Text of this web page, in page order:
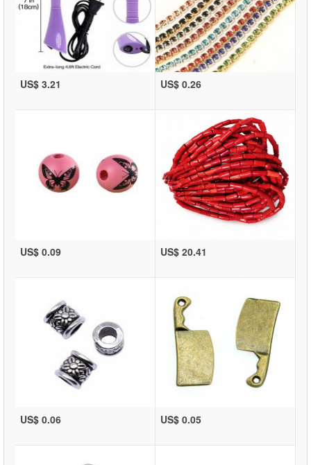
US$ 3.21 US$ 0.26
US$ 0.09 US$ 20.41
US$ 0.06 US$ 0.05